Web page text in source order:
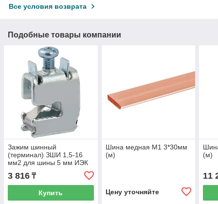
Все условия возврата
Подобные товары компании
Зажим шинный
(терминал) ЗШИ 1,5-16
мм2 для шины 5 мм ИЭК
3 816 ₸
Купить
Шина медная М1 3*30мм
(м)
Цену уточняйте
(м)
11